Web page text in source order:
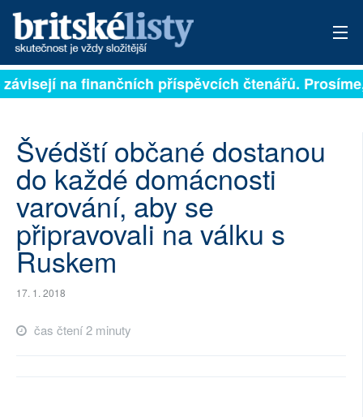
PŘIHLÁSIT
ARCHIV
ROZHOVORY
TÉMATA
NEJČTENĚJŠÍ ZA 7 DNÍ
na finančních příspěvcích čtenářů.
Švédští občané dostanou
do každé domácnosti
varování, aby se
připravovali na válku s
Ruskem
17. 1. 2018
čas čtení 2 minuty